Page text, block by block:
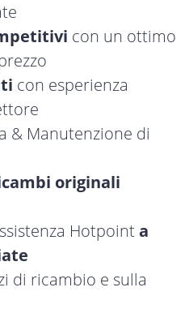
con un ottimo
con esperienza
& Manutenzione di
originali
Hotpointa
di ricambio e sulla